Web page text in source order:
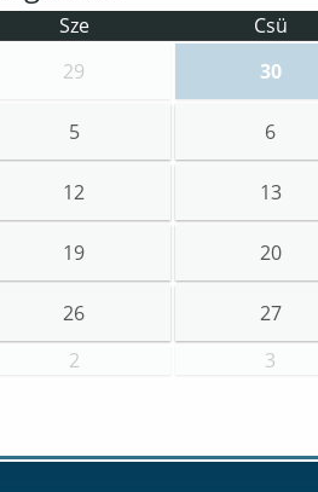
Sze Csü
29
30
5 6
12 13
19 20
26 27
2 3